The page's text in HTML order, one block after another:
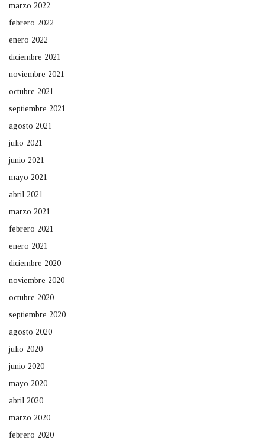
marzo 2022
febrero 2022
enero 2022
diciembre 2021
noviembre 2021
octubre 2021
septiembre 2021
agosto 2021
julio 2021
junio 2021
mayo 2021
abril 2021
marzo 2021
febrero 2021
enero 2021
diciembre 2020
noviembre 2020
octubre 2020
septiembre 2020
agosto 2020
julio 2020
junio 2020
mayo 2020
abril 2020
marzo 2020
febrero 2020